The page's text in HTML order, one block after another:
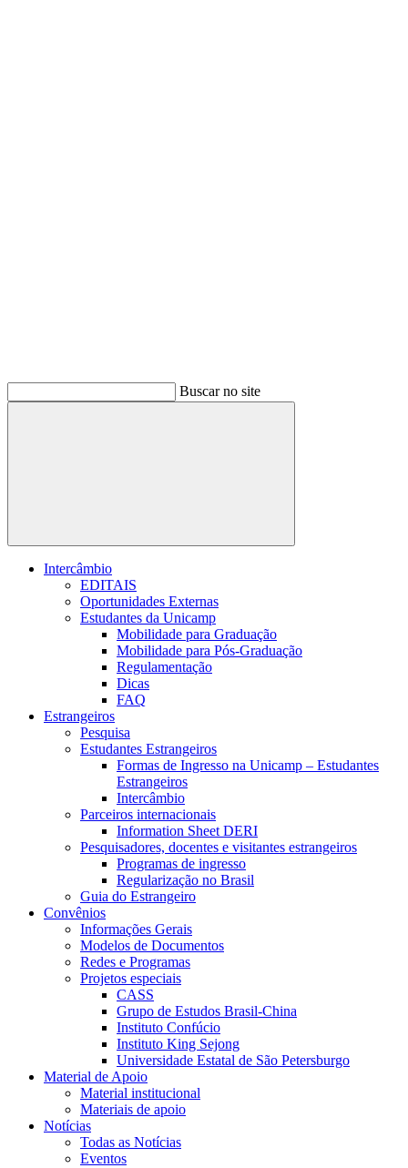
Buscar no site
Buscar
Intercâmbio
EDITAIS
Oportunidades Externas
Estudantes da Unicamp
Mobilidade para Graduação
Mobilidade para Pós-Graduação
Regulamentação
Dicas
FAQ
Estrangeiros
Pesquisa
Estudantes Estrangeiros
Formas de Ingresso na Unicamp – Estudantes
Estrangeiros
Intercâmbio
Parceiros internacionais
Information Sheet DERI
Pesquisadores, docentes e visitantes estrangeiros
Programas de ingresso
Regularização no Brasil
Guia do Estrangeiro
Convênios
Informações Gerais
Modelos de Documentos
Redes e Programas
Projetos especiais
CASS
Grupo de Estudos Brasil-China
Instituto Confúcio
Instituto King Sejong
Universidade Estatal de São Petersburgo
Material de Apoio
Material institucional
Materiais de apoio
Notícias
Todas as Notícias
Eventos